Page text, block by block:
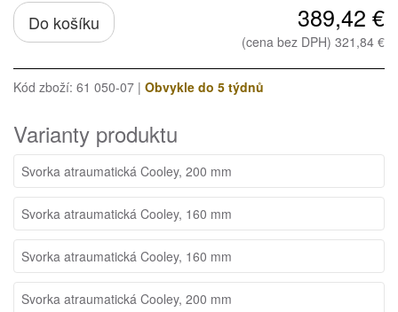
Do košíku 389,42 €
(cena bez DPH) 321,84 €
Kód zboží: 61 050-07 | Obvykle do 5 týdnů
Varianty produktu
Svorka atraumatická Cooley, 200 mm
Svorka atraumatická Cooley, 160 mm
Svorka atraumatická Cooley, 160 mm
Svorka atraumatická Cooley, 200 mm